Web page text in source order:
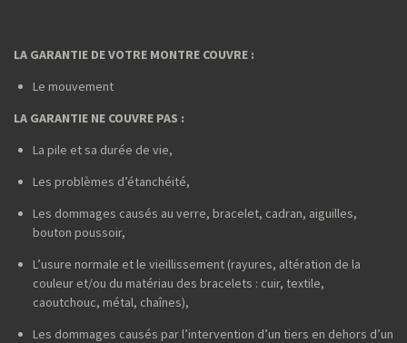
LA GARANTIE DE VOTRE MONTRE COUVRE :
Le mouvement
LA GARANTIE NE COUVRE PAS :
La pile et sa durée de vie,
Les problèmes d’étanchéité,
Les dommages causés au verre, bracelet, cadran, aiguilles,
bouton poussoir,
L’usure normale et le vieillissement (rayures, altération de la
couleur et/ou du matériau des bracelets : cuir, textile,
caoutchouc, métal, chaînes),
Les dommages causés par l’intervention d’un tiers en dehors d’un